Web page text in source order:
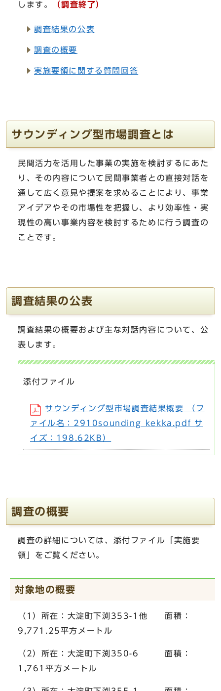
します。
（調査終了）
調査結果の公表
調査の概要
実施要領に関する質問回答
サウンディング型市場調査とは
民間活力を活用した事業の実施を検討するにあた
り、その内容について民間事業者との直接対話を
通して広く意見や提案を求めることにより、事業
アイデアやその市場性を把握し、より効率性・実
現性の高い事業内容を検討するために行う調査の
ことです。
調査結果の公表
調査結果の概要および主な対話内容について、公
表します。
添付ファイル
サウンディング型市場調査結果概要 （フ
ァイル名：2910sounding_kekka.pdf サ
イズ：198.62KB）
調査の概要
調査の詳細については、添付ファイル「実施要
領」をご覧ください。
対象地の概要
（1）所在：大淀町下渕353-1他 面積：
9,771.25平方メートル
（2）所在：大淀町下渕350-6 面積：
1,761平方メートル